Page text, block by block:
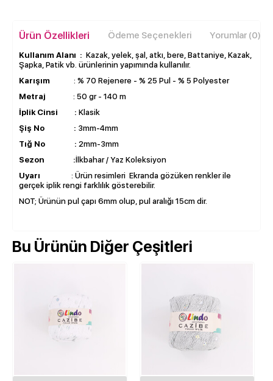
Ürün Özellikleri Ödeme Seçenekleri Yorumlar (0)
Kullanım Alanı : Kazak, yelek, şal, atkı, bere, Battaniye, Kazak,
Şapka, Patik vb. ürünlerinin yapımında kullanılır.
Karışım
: % 70 Rejenere - % 25 Pul - % 5 Polyester
Metraj : 50 gr - 140 m
İplik Cinsi : Klasik
Şiş No : 3mm-4mm
Tığ No : 2mm-3mm
Sezon :İlkbahar / Yaz Koleksiyon
Uyarı : Ürün resimleri Ekranda gözüken renkler ile
gerçek iplik rengi farklılık gösterebilir.
NOT; Ürünün pul çapı 6mm olup, pul aralığı 15cm dir.
Bu Ürünün Diğer Çeşitleri